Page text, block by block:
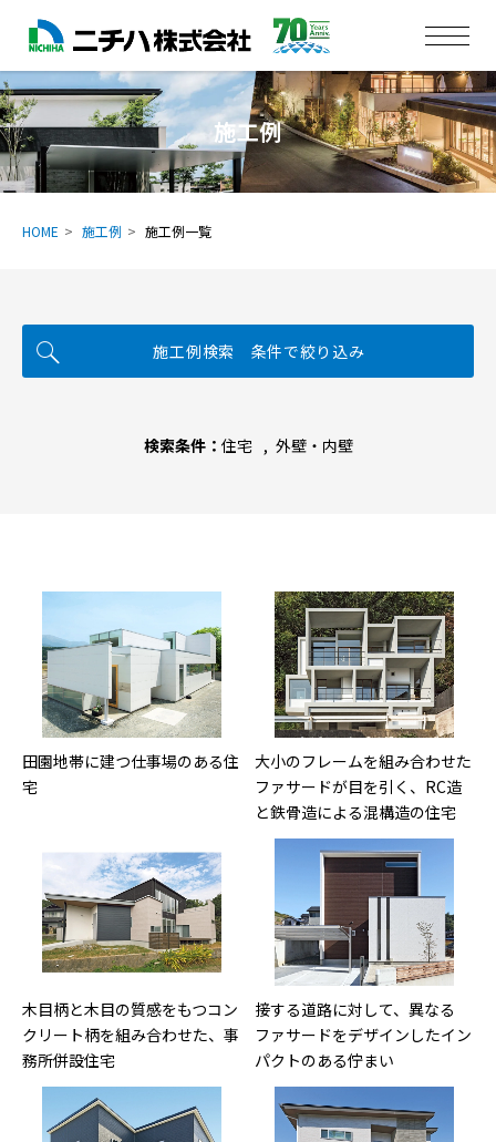
施工例
HOME 施工例 施工例一覧
施工例検索 条件で絞り込み
検索条件： 住宅 外壁・内壁
田園地帯に建つ仕事場のある住
宅
大小のフレームを組み合わせた
ファサードが目を引く、RC造
と鉄骨造による混構造の住宅
木目柄と木目の質感をもつコン
クリート柄を組み合わせた、事
務所併設住宅
接する道路に対して、異なる
ファサードをデザインしたイン
パクトのある佇まい